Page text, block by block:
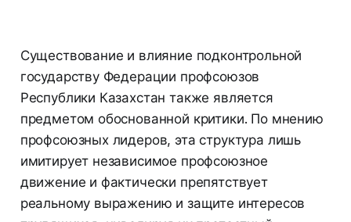
Существование и влияние подконтрольной
государству Федерации профсоюзов
Республики Казахстан также является
предметом обоснованной критики. По мнению
профсоюзных лидеров, эта структура лишь
имитирует независимое профсоюзное
движение и фактически препятствует
реальному выражению и защите интересов